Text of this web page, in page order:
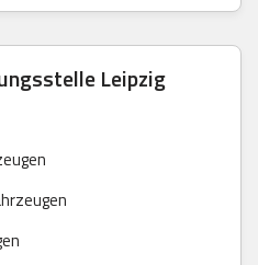
Leipzig